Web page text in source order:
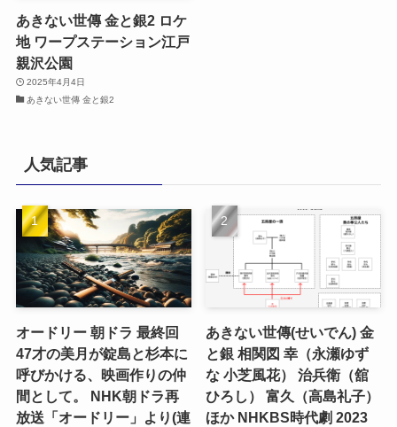
あきない世傳 金と銀2 ロケ
地 ワープステーション江戸
親沢公園
2025年4月4日
あきない世傳 金と銀2
人気記事
オードリー 朝ドラ 最終回
47才の美月が錠島と杉本に
呼びかける、映画作りの仲
間として。 NHK朝ドラ再
放送「オードリー」より(連
あきない世傳(せいでん) 金
と銀 相関図 幸（永瀬ゆず
な 小芝風花） 治兵衛（舘
ひろし） 富久（高島礼子）
ほか NHKBS時代劇 2023